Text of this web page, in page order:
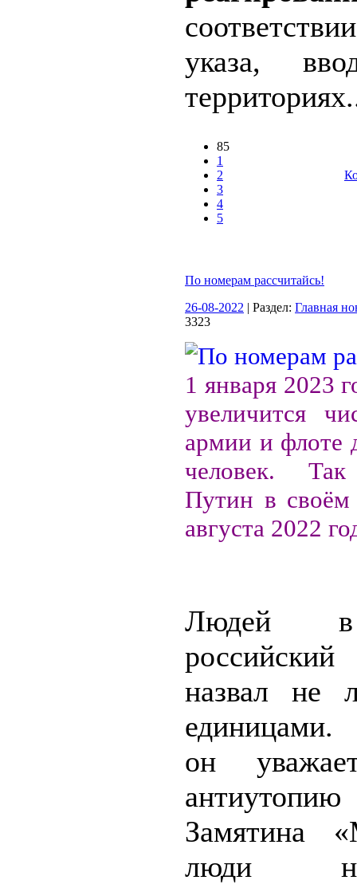
указа,
85
1
2
3
4
5
По номерам рассчитайсь!
26-08-2022 | Раздел: Главная
3323
1 января 2023
увеличится
армии и флоте
человек. Так
Путин в своём
августа 2022
Людей
назвал не
он
Замятина
люди